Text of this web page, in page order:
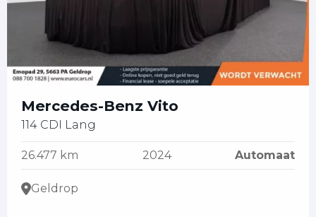
Mercedes-Benz Vito
114 CDI Lang
26.477 km 2024 Automaat
Geldrop